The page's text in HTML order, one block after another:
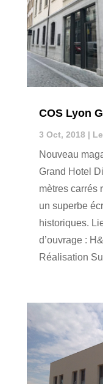
COS Lyon
3 Oct, 2018 |
Nouveau
Grand Hotel
mètres carrés
un superbe
historiques.
d’ouvrage :
Réalisation